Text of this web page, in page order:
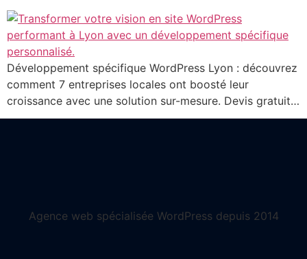
Développement spécifique WordPress Lyon : découvrez
comment 7 entreprises locales ont boosté leur
croissance avec une solution sur-mesure. Devis gratuit…
Agence web spécialisée WordPress depuis 2014